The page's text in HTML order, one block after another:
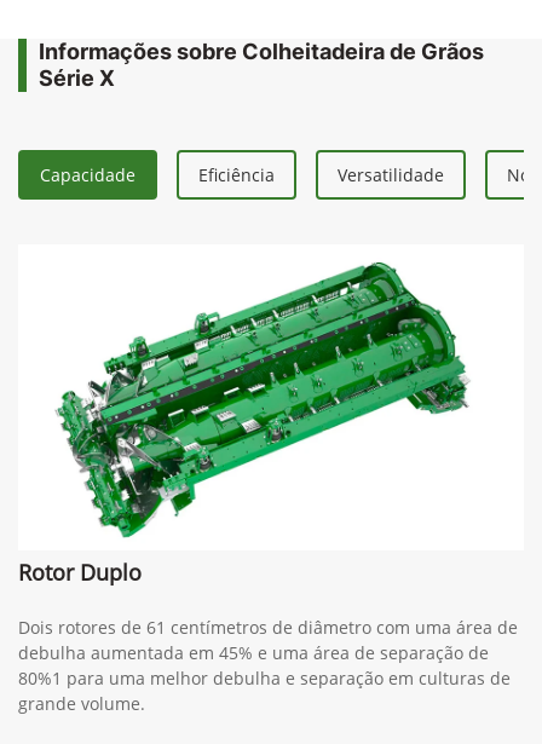
Informações sobre Colheitadeira de Grãos
Série X
Capacidade Eficiência Versatilidade
Rotor Duplo
Dois rotores de 61 centímetros de diâmetro com uma área de
debulha aumentada em 45% e uma área de separação de
80%1 para uma melhor debulha e separação em culturas de
grande volume.